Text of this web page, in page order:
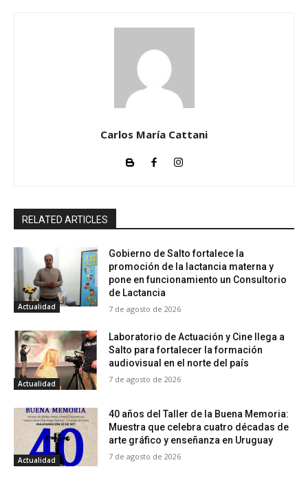
Carlos María Cattani
RELATED ARTICLES
Actualidad
Gobierno de Salto fortalece la
promoción de la lactancia materna y
pone en funcionamiento un Consultorio
de Lactancia
7 de agosto de 2026
Actualidad
Laboratorio de Actuación y Cine llega a
Salto para fortalecer la formación
audiovisual en el norte del país
7 de agosto de 2026
Actualidad
40 años del Taller de la Buena Memoria:
Muestra que celebra cuatro décadas de
arte gráfico y enseñanza en Uruguay
7 de agosto de 2026